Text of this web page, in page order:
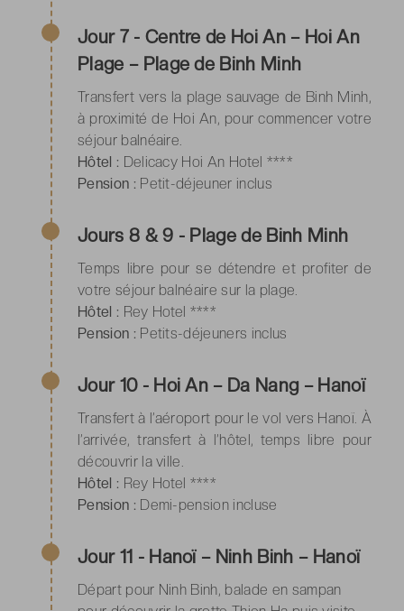
Jour 7 - Centre de Hoi An – Hoi An
Plage – Plage de Binh Minh
Transfert vers la plage sauvage de Binh Minh,
à proximité de Hoi An, pour commencer votre
séjour balnéaire.
Hôtel : Delicacy Hoi An Hotel ****
Pension : Petit-déjeuner inclus
Jours 8 & 9 - Plage de Binh Minh
Temps libre pour se détendre et profiter de
votre séjour balnéaire sur la plage.
Hôtel : Rey Hotel ****
Pension : Petits-déjeuners inclus
Jour 10 - Hoi An – Da Nang – Hanoï
Transfert à l’aéroport pour le vol vers Hanoï. À
l’arrivée, transfert à l’hôtel, temps libre pour
découvrir la ville.
Hôtel : Rey Hotel ****
Pension : Demi-pension incluse
Jour 11 - Hanoï – Ninh Binh – Hanoï
Départ pour Ninh Binh, balade en sampan